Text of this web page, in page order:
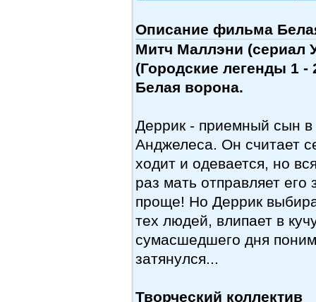
Описание фильма
Митч Маллэни (сериал
(Городские легенды 1
Белая ворона.
Деррик - приемный сын в
Анджелеса. Он считает
ходит и одевается, но
раз мать отправляет
проще! Но Деррик
тех людей, влипает в
сумасшедшего дня
затянулся...
Творческий коллектив